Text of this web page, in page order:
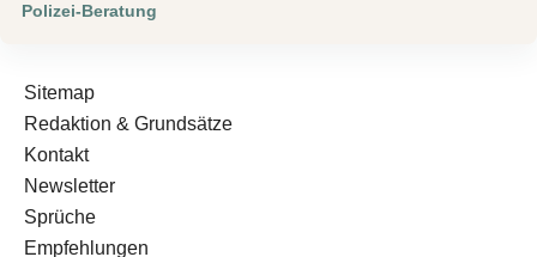
Polizei-Beratung
Sitemap
Redaktion & Grundsätze
Kontakt
Newsletter
Sprüche
Empfehlungen